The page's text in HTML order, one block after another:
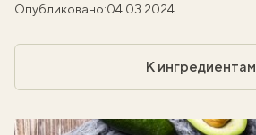
Опубликовано:04.03.2024
К ингредиентам